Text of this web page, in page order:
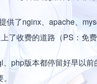
了nginx、apache、
收费的道路（PS：免
php版本都停留好早以